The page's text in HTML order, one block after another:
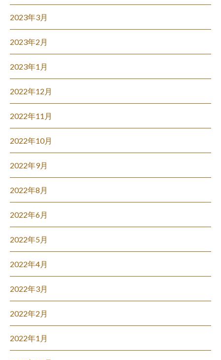
2023年3月
2023年2月
2023年1月
2022年12月
2022年11月
2022年10月
2022年9月
2022年8月
2022年6月
2022年5月
2022年4月
2022年3月
2022年2月
2022年1月